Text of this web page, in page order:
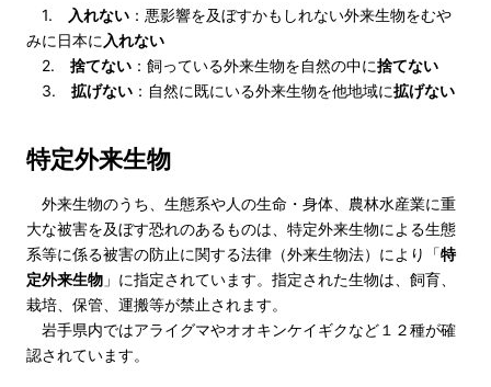
1. 入れない ：悪影響を及ぼすかもしれない外来生物をむや
みに日本に 入れない
2. 捨てない ：飼っている外来生物を自然の中に捨てない
3. 拡げない ：自然に既にいる外来生物を他地域に拡げない
特定外来生物
外来生物のうち、生態系や人の生命・身体、農林水産業に重
大な被害を及ぼす恐れのあるものは、特定外来生物による生態
系等に係る被害の防止に関する法律（外来生物法）により「特
定外来生物 」に指定されています。指定された生物は、飼育、
栽培、保管、運搬等が禁止されます。
岩手県内ではアライグマやオオキンケイギクなど１２種が確
認されています。